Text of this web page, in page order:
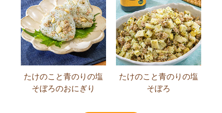
たけのこと青のりの塩
そぼろのおにぎり
たけのこと青のりの塩
そぼろ